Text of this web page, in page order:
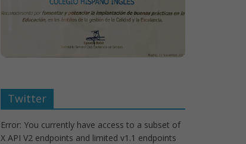
Twitter
Error: You currently have access to a subset of
X API V2 endpoints and limited v1.1 endpoints